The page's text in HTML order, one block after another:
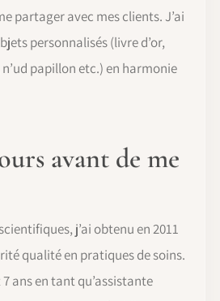
partager avec mes clients. J’ai
personnalisés (livre d’or,
papillon etc.) en harmonie
avant de me
j’ai obtenu en 2011
qualité en pratiques de soins.
ans en tant qu’assistante